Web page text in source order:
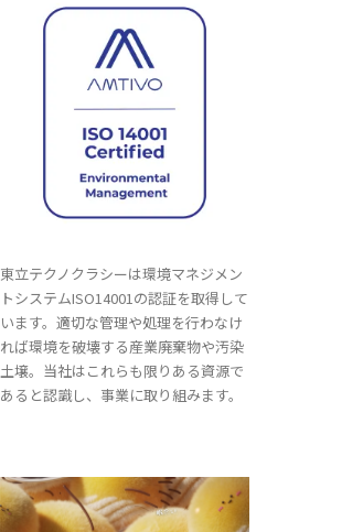
東立テクノクラシーは環境マネジメン
トシステムISO14001の認証を取得して
います。適切な管理や処理を行わなけ
れば環境を破壊する産業廃棄物や汚染
土壌。当社はこれらも限りある資源で
あると認識し、事業に取り組みます。